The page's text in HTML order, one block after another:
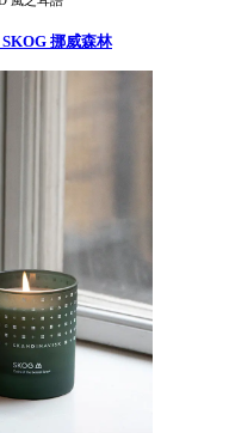
挪威森林